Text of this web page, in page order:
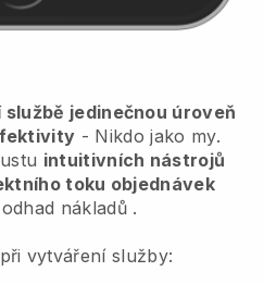
službě jedinečnou úroveň
- Nikdo jako my.
intuitivních nástrojů
toku objednávek
nákladů .
při vytváření služby: